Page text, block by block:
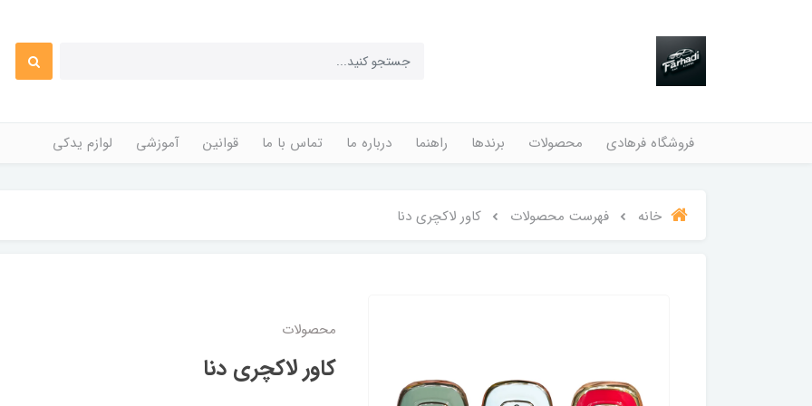
فروشگاه فرهادی محصولات برندها راهنما درباره ما تماس با ما قوانین آموزشی لوازم یدکی
خانه فهرست محصولات کاور لاکچری دنا
محصولات
کاور لاکچری دنا